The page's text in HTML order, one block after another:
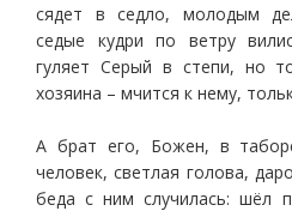
сядет в седло, молодым
седые кудри по ветру
гуляет Серый в степи, но
хозяина – мчится к нему,
А брат его, Божен, в
человек, светлая голова,
беда с ним случилась: шёл